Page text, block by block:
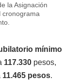
la Asignación
cronograma
mínimo
117.330 pesos,
11.465 pesos.